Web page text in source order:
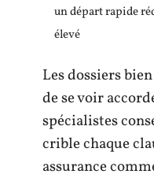
un départ rapide
élevé
Les dossiers
de se voir
spécialistes
crible chaque
assurance